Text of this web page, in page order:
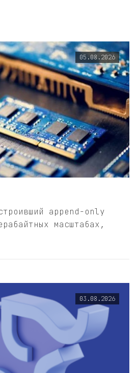
05.08.2026
append-only
масштабах,
03.08.2026